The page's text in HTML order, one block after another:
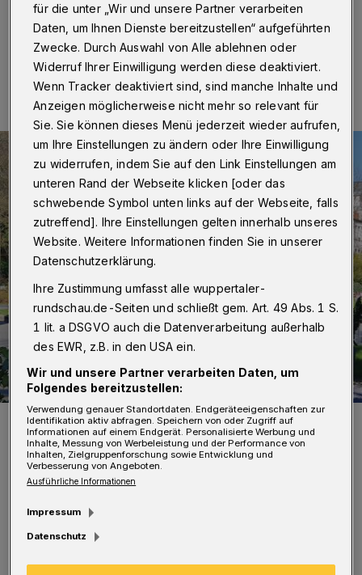
Blick in den Deweertschen Garten.
Foto: Wuppertaler Rundschau
„Der Tenor der Rückmeldungen ist insgesamt
positiv; viele Menschen schätzen das
für die unter „Wir und unsere Partner verarbeiten
Daten, um Ihnen Dienste bereitzustellen“ aufgeführten
Zwecke. Durch Auswahl von Alle ablehnen oder
Widerruf Ihrer Einwilligung werden diese deaktiviert.
Wenn Tracker deaktiviert sind, sind manche Inhalte und
Anzeigen möglicherweise nicht mehr so relevant für
Sie. Sie können dieses Menü jederzeit wieder aufrufen,
um Ihre Einstellungen zu ändern oder Ihre Einwilligung
zu widerrufen, indem Sie auf den Link Einstellungen am
unteren Rand der Webseite klicken [oder das
schwebende Symbol unten links auf der Webseite, falls
zutreffend]. Ihre Einstellungen gelten innerhalb unseres
Website. Weitere Informationen finden Sie in unserer
Datenschutzerklärung.
Ihre Zustimmung umfasst alle wuppertaler-
rundschau.de-Seiten und schließt gem. Art. 49 Abs. 1 S.
1 lit. a DSGVO auch die Datenverarbeitung außerhalb
des EWR, z.B. in den USA ein.
Wir und unsere Partner verarbeiten Daten, um
Folgendes bereitzustellen:
Verwendung genauer Standortdaten. Endgeräteeigenschaften zur
Identifikation aktiv abfragen. Speichern von oder Zugriff auf
Informationen auf einem Endgerät. Personalisierte Werbung und
Inhalte, Messung von Werbeleistung und der Performance von
Inhalten, Zielgruppenforschung sowie Entwicklung und
Verbesserung von Angeboten.
Ausführliche Informationen
Impressum
Datenschutz